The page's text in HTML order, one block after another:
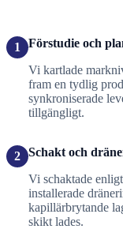
1
Förstudie och
Vi kartlade
fram en tydlig
synkroniserade
tillgängligt.
2 Schakt och
Vi schaktade
installerade
kapillärbrytande
skikt lades.